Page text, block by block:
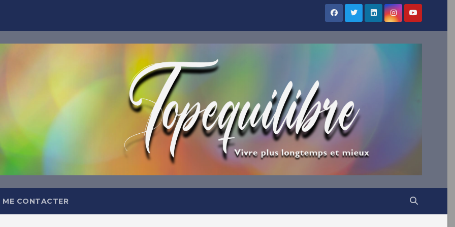
ME CONTACTER
TOPEQUILIBRE
Abonnez-vous !
Et recevez tous les jours dans votre boîte mail nos
meilleures inspirations.